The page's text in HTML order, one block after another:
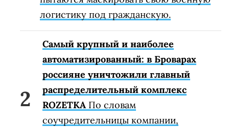
логистику под гражданскую.
Самый крупный и наиболее
автоматизированный: в Броварах
россияне уничтожили главный
распределительный комплекс
ROZETKA По словам
соучредительницы компании,